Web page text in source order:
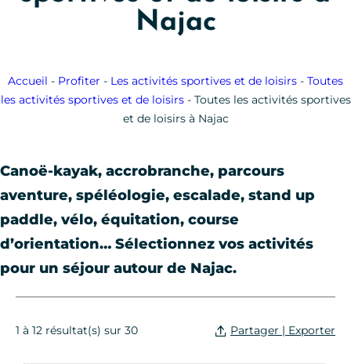
Najac
Accueil - Profiter - Les activités sportives et de loisirs - Toutes
les activités sportives et de loisirs- Toutes les activités sportives
et de loisirs à Najac
Canoë-kayak, accrobranche, parcours
aventure, spéléologie, escalade, stand up
paddle, vélo, équitation, course
d’orientation… Sélectionnez vos activités
pour un séjour autour de Najac.
1 à 12 résultat(s) sur 30 Partager | Exporter